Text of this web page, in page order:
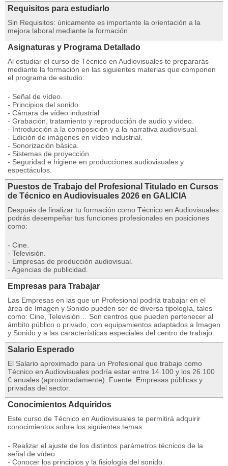
Requisitos para estudiarlo
Sin Requisitos: únicamente es importante la orientación a la
mejora laboral mediante la formación
Asignaturas y Programa Detallado
Al estudiar el curso de Técnico en Audiovisuales te prepararás
mediante la formación en las siguientes materias que componen
el programa de estudio:
- Señal de vídeo.
- Principios del sonido.
- Cámara de vídeo industrial
- Grabación, tratamiento y reproducción de audio y vídeo.
- Introducción a la composición y a la narrativa audiovisual.
- Edición de imágenes en vídeo industrial.
- Sonorización básica.
- Sistemas de proyección.
- Seguridad e higiene en producciones audiovisuales y
espectáculos.
Puestos de Trabajo del Profesional Titulado en Cursos
de Técnico en Audiovisuales 2026 en GALICIA
Después de finalizar tu formación como Técnico en Audiovisuales
podrás desempeñar tus funciones profesionales en posiciones
como:
- Cine.
- Televisión.
- Empresas de producción audiovisual.
- Agencias de publicidad.
Empresas para Trabajar
Las Empresas en las que un Profesional podría trabajar en el
área de Imagen y Sonido pueden ser de diversa tipología, tales
como: Cine, Televisión… Son centros que pueden pertenecer al
ámbito público o privado, con equipamientos adaptados a Imagen
y Sonido y a las características especiales del centro de trabajo.
Salario Esperado
El Salario aproximado para un Profesional que trabaje como
Técnico en Audiovisuales podría estar entre 14.100 y los 26.100
€ anuales (aproximadamente). Fuente: Empresas públicas y
privadas del sector.
Conocimientos Adquiridos
Este curso de Técnico en Audiovisuales te permitirá adquirir
conocimientos sobre los siguientes temas:
- Realizar el ajuste de los distintos parámetros técnicos de la
señal de vídeo.
- Conocer los principios y la fisiología del sonido.